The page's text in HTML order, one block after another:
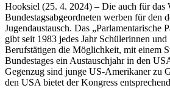
Hooksiel (25. 4. 2024) – Die auch für das
Bundestagsabgeordneten werben für den
Jugendaustausch. Das „Parlamentarische
gibt seit 1983 jedes Jahr Schülerinnen
Berufstätigen die Möglichkeit, mit einem
Bundestages ein Austauschjahr in den
Gegenzug sind junge US-Amerikaner zu
den USA bietet der Kongress